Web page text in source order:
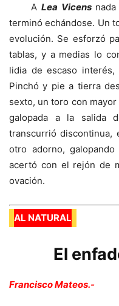
A Lea Vicens
terminó echándose. Un
evolución. Se esforzó
tablas, y a medias lo
lidia de escaso interés,
Pinchó y pie a tierra
sexto, un toro con
galopada a la salida
transcurrió discontinua,
otro adorno,
acertó con el rejón de
ovación.
AL NATURAL
El
Francisco Mateos.-